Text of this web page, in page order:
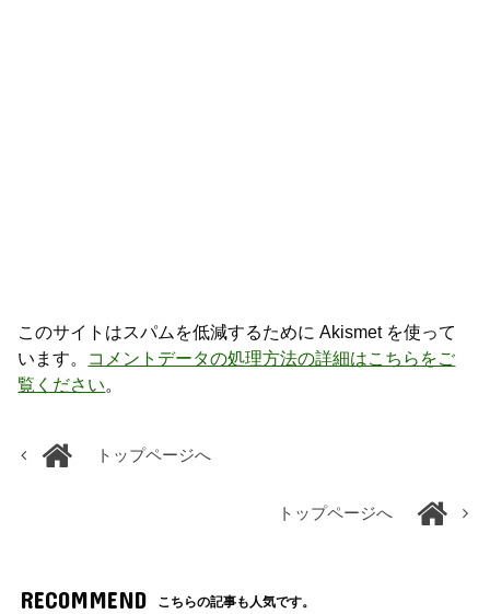
このサイトはスパムを低減するために Akismet を使って
います。 コメントデータの処理方法の詳細はこちらをご
覧ください。
トップページへ
トップページへ
RECOMMEND こちらの記事も人気です。